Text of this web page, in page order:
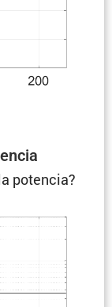
potencia?